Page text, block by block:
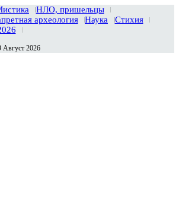
НЛО, пришельцы
археология Наука
Стихия
Август 2026